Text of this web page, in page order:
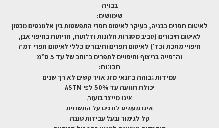
בבניה
שימושים:
לאיטום תפרים בבניה, בעיקר לאיטום תפרי התפשטות בין אלמנטים מבטון
לאיטום חיבורים (סביב מסגרות חלונות ודלתות, חזיתות בחיפוי אבן,
חיפויי מתכת וכד’) לאיטום תפרים וחיבורים כללי לאיטום תפרי דמה
והרפייה בריצוף וחיפויים לתפרים ברוחב של עד 5 ס”מ
תכונות:
עמידות גבוהה בתנאי מזג אויר קשים לאורך שנים
יכולת תנועה עד 50% לפי ASTM
אינו מייצר בועות
אינו מעמיס לחצים על התשתית
קל לגימור ובעל עבידות טובה